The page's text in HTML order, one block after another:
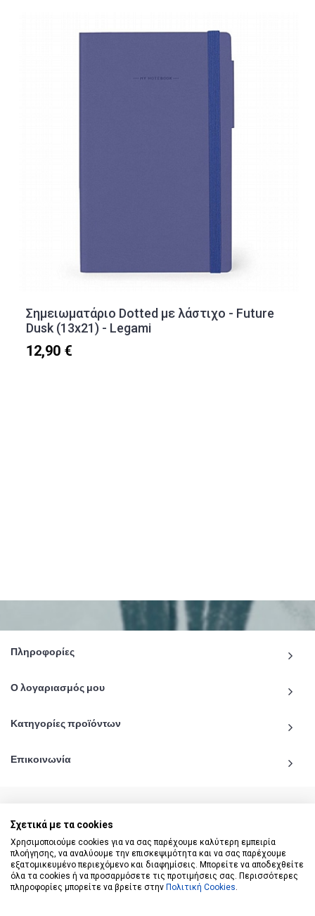
Σημειωματάριο Dotted με λάστιχο - Future
Dusk (13x21) - Legami
12,90 €
Πληροφορίες
Ο λογαριασμός μου
Κατηγορίες προϊόντων
Επικοινωνία
© 2020 - 2026 katiginetai.gr All Rights Reserved.
Σχετικά με τα cookies
Χρησιμοποιούμε cookies για να σας παρέχουμε καλύτερη εμπειρία
πλοήγησης, να αναλύουμε την επισκεψιμότητα και να σας παρέχουμε
εξατομικευμένο περιεχόμενο και διαφημίσεις. Μπορείτε να αποδεχθείτε
όλα τα cookies ή να προσαρμόσετε τις προτιμήσεις σας. Περισσότερες
πληροφορίες μπορείτε να βρείτε στην Πολιτική Cookies.